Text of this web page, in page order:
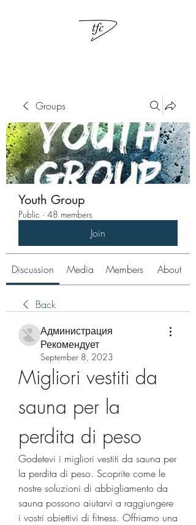
Groups
Youth Group
Public · 48 members
Join
Discussion Media Members About
Back
Администрация
Рекомендует
September 8, 2023
Migliori vestiti da
sauna per la
perdita di peso
Godetevi i migliori vestiti da sauna per
la perdita di peso. Scoprite come le
nostre soluzioni di abbigliamento da
sauna possono aiutarvi a raggiungere
i vostri obiettivi di fitness. Offriamo una